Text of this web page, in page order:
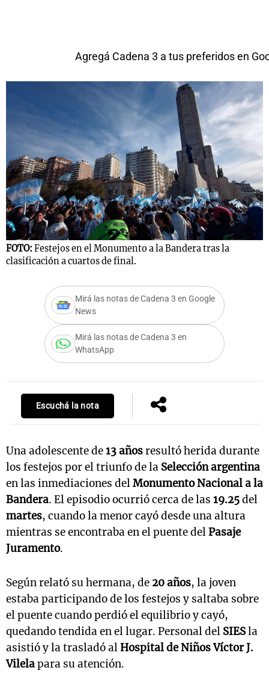
Agregá Cadena 3 a tus preferidos en
FOTO: Festejos en el Monumento a la Bandera tras la
clasificación a cuartos de final.
Mirá las notas de Cadena 3 en Google
News
Mirá las notas de Cadena 3 en
WhatsApp
Escuchá la nota
Una adolescente de13 añosresultó herida durante
los festejos por el triunfo de la Selección argentina
en las inmediaciones delMonumento Nacional a la
Bandera. El episodio ocurrió cerca de las 19.25del
martes, cuando la menor cayó desde una altura
mientras se encontraba en el puente delPasaje
Juramento.
Según relató su hermana, de 20 años, la joven
estaba participando de los festejos y saltaba sobre
el puente cuando perdió el equilibrio y cayó,
quedando tendida en el lugar. Personal del SIESla
asistió y la trasladó alHospital de Niños Víctor J.
Vilelapara su atención.